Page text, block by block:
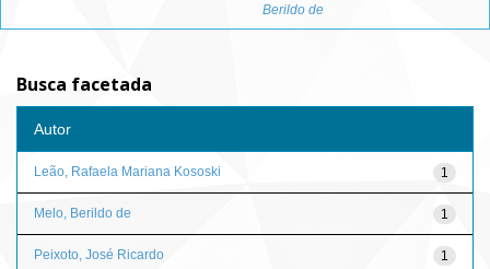
Berildo de
Busca facetada
Autor
1
Leão, Rafaela Mariana Kososki
1
Melo, Berildo de
1
Peixoto, José Ricardo